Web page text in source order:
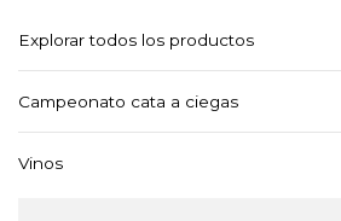
Explorar todos los productos
Campeonato cata a ciegas
Vinos